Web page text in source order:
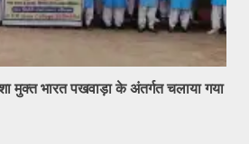
मुक्त भारत पखवाड़ा के अंतर्गत चलाया गया